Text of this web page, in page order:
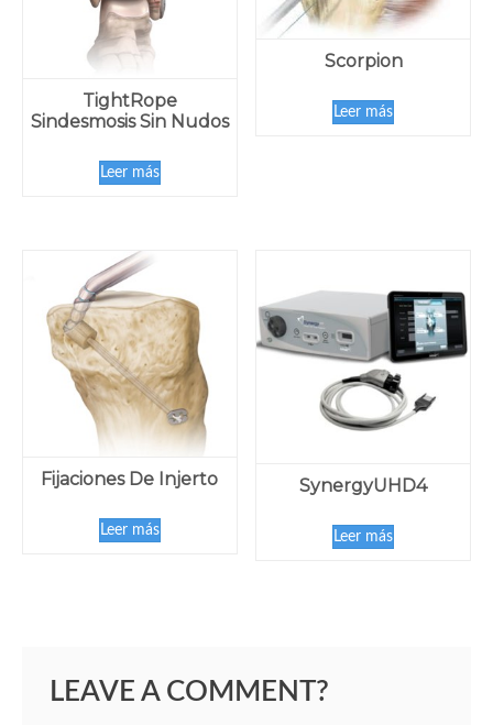
TightRope
Sindesmosis Sin Nudos
Leer más
Scorpion
Leer más
Fijaciones De Injerto
Leer más
SynergyUHD4
Leer más
LEAVE A COMMENT?